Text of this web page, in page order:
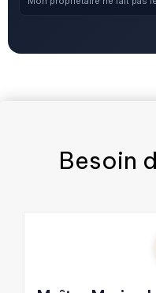
Besoin